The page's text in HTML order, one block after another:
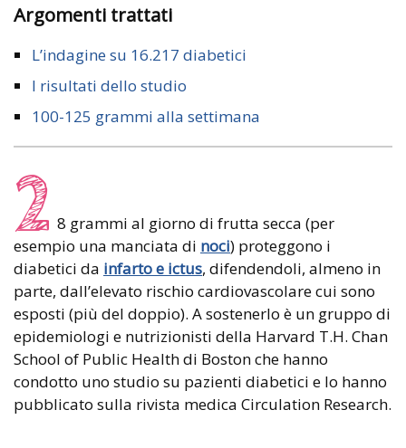
Argomenti trattati
L’indagine su 16.217 diabetici
I risultati dello studio
100-125 grammi alla settimana
2 8 grammi al giorno di frutta secca (per
esempio una manciata di noci) proteggono i
diabetici da infarto e ictus, difendendoli, almeno in
parte, dall’elevato rischio cardiovascolare cui sono
esposti (più del doppio). A sostenerlo è un gruppo di
epidemiologi e nutrizionisti della Harvard T.H. Chan
School of Public Health di Boston che hanno
condotto uno studio su pazienti diabetici e lo hanno
pubblicato sulla rivista medica Circulation Research.